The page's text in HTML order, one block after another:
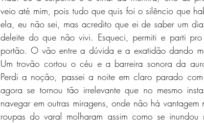
veio até mim, pois tudo que quis foi o silêncio que
ela, eu não sei, mas acredito que ei de saber um
deleite do que não vivi. Esqueci, permiti e parti
portão. O vão entre a dúvida e a exatidão dando
Um trovão cortou o céu e a barreira sonora da
Perdi a noção, passei a noite em claro parado
agora se tornou tão irrelevante que no mesmo
navegar em outras miragens, onde não há
roupas do varal molharam assim como se